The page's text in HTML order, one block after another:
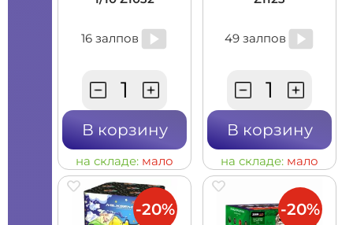
16 залпов
В корзину
на складе: мало
49 залпов
В корзину
на складе: мало
-20% -20%